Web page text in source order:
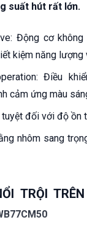
suất hút rất lớn.
Động cơ
kiệm năng lượng
Điều
cảm ứng màu
tuyệt đối với độ ồn
nhôm sang
TRỘI